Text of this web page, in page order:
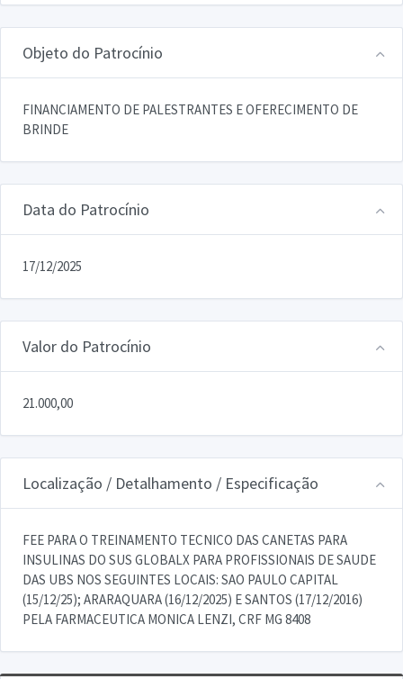
Objeto do Patrocínio
FINANCIAMENTO DE PALESTRANTES E OFERECIMENTO DE
BRINDE
Data do Patrocínio
17/12/2025
Valor do Patrocínio
21.000,00
Localização / Detalhamento / Especificação
FEE PARA O TREINAMENTO TECNICO DAS CANETAS PARA
INSULINAS DO SUS GLOBALX PARA PROFISSIONAIS DE SAUDE
DAS UBS NOS SEGUINTES LOCAIS: SAO PAULO CAPITAL
(15/12/25); ARARAQUARA (16/12/2025) E SANTOS (17/12/2016)
PELA FARMACEUTICA MONICA LENZI, CRF MG 8408